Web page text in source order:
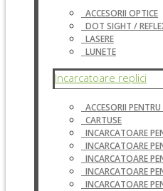
ACCESORII OPTICE
DOT SIGHT /
LASERE
LUNETE
Incarcatoare replici
ACCESORII
CARTUSE
INCARCATOARE
INCARCATOARE
INCARCATOARE
INCARCATOARE
INCARCATOARE